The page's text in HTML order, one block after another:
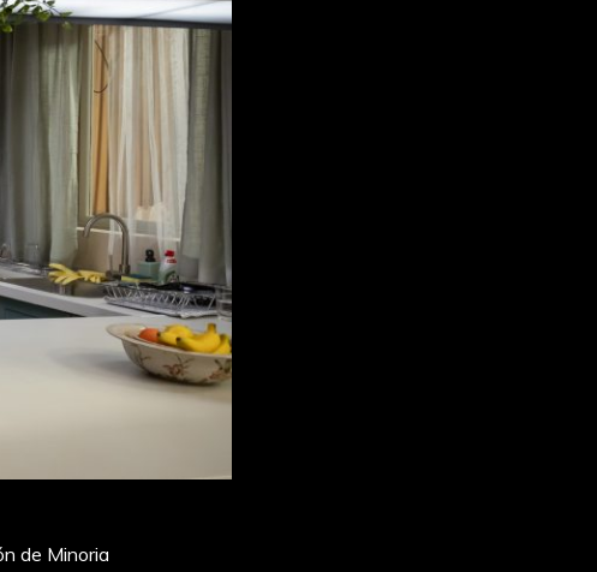
de Minoria